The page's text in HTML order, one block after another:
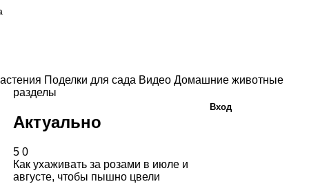
Поделки для сада Видео Домашние животные
разделы
Актуально
5 0
Как ухаживать за розами в июле и
августе, чтобы пышно цвели
Вход